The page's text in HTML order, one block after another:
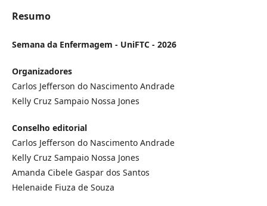
Resumo
Semana da Enfermagem - UniFTC - 2026
Organizadores
Carlos Jefferson do Nascimento Andrade
Kelly Cruz Sampaio Nossa Jones
Conselho editorial
Carlos Jefferson do Nascimento Andrade
Kelly Cruz Sampaio Nossa Jones
Amanda Cibele Gaspar dos Santos
Helenaide Fiuza de Souza